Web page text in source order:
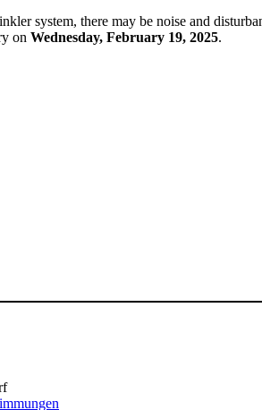
system, there may be noise and
on Wednesday, February 19, 2025.